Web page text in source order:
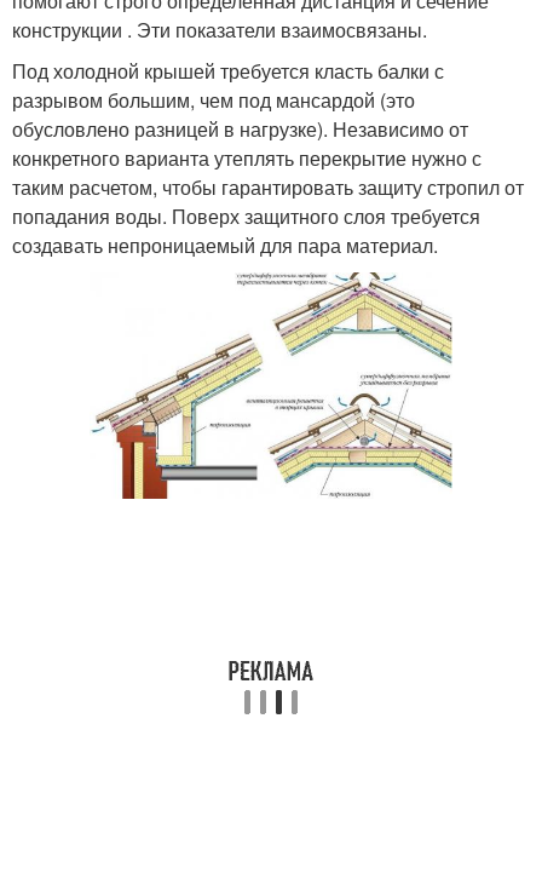
конструкции . Эти показатели взаимосвязаны.
Под холодной крышей требуется класть балки с
разрывом большим, чем под мансардой (это
обусловлено разницей в нагрузке). Независимо от
конкретного варианта утеплять перекрытие нужно с
таким расчетом, чтобы гарантировать защиту стропил от
попадания воды. Поверх защитного слоя требуется
создавать непроницаемый для пара материал.